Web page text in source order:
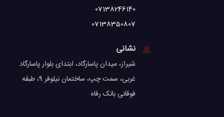
07138246140
07138350807
نشانی
شیراز، میدان پاسارگاد، ابتدای بلوار پاسارگاد
غربی، سمت چپ، ساختمان نیلوفر 9، طبقه
فوقانی بانک رفاه